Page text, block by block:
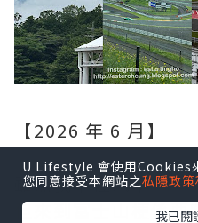
【2026 年 6 月】
雖然我不懂汽車
但來到富士山梗係
U Lifestyle 會使用Cookies
您同意接受本網站之私隱政
我已閱